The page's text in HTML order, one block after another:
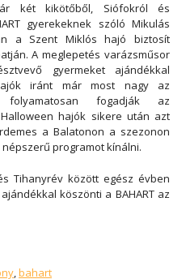
két kikötőből, Siófokról és
gyerekeknek szóló Mikulás
a Szent Miklós hajó biztosít
A meglepetés varázsműsor
gyermeket ajándékkal
iránt már most nagy az
folyamatosan fogadják az
hajók sikere után azt
a Balatonon a szezonon
programot kínálni.
Tihanyrév között egész évben
köszönti a BAHART az
,bahart